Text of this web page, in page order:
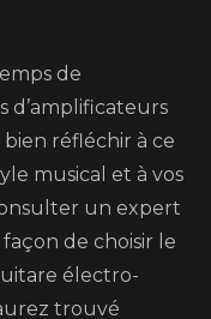
de
d’amplificateurs
réfléchir à ce
musical et à vos
un expert
de choisir le
électro-
trouvé